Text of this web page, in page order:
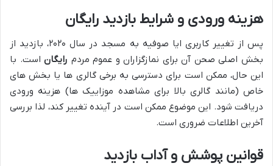
هزینه ورودی و شرایط بازدید رایگان
پس از تغییر کاربری ایا صوفیه به مسجد در سال ۲۰۲۰، بازدید از
بخش اصلی صحن آن برای نمازگزاران و عموم مردم رایگاناست. با
این حال، ممکن است برای دسترسی به برخی گالری ها یا بخش های
خاص (مانند گالری بالا برای مشاهده موزاییک ها) هزینه ورودی
دریافت شود. این موضوع ممکن است در آینده تغییر کند، لذا بررسی
آخرین اطلاعات ضروری است.
قوانین پوشش و آداب بازدید